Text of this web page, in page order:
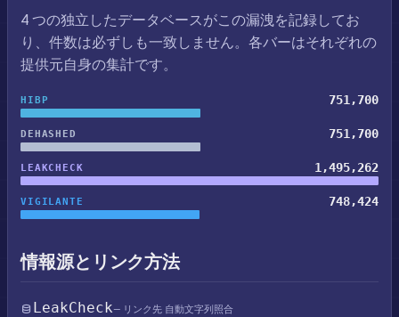
4 つの独立したデータベースがこの漏洩を記録してお
り、件数は必ずしも一致しません。各バーはそれぞれの
提供元自身の集計です。
HIBP 751,700
DEHASHED 751,700
LEAKCHECK 1,495,262
VIGILANTE 748,424
情報源とリンク方法
LeakCheck— リンク先 自動文字列照合